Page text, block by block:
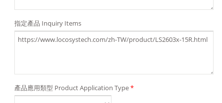
指定產品 Inquiry Items
產品應用類型 Product Application Type*